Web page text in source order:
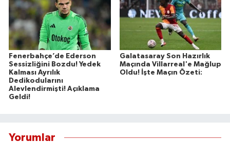
Fenerbahçe’de Ederson
Sessizliğini Bozdu! Yedek
Kalması Ayrılık
Dedikodularını
Alevlendirmişti! Açıklama
Geldi!
Galatasaray Son Hazırlık
Maçında Villarreal'e Mağlup
Oldu! İşte Maçın Özeti:
Yorumlar